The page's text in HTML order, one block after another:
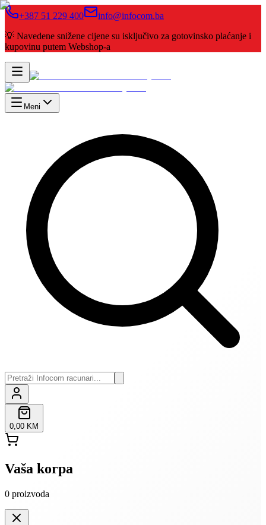
+387 51 229 400
info@infocom.ba
💡 Navedene snižene cijene su isključivo za gotovinsko plaćanje i
kupovinu putem Webshop-a
Meni
0,00 KM
Vaša korpa
0 proizvoda